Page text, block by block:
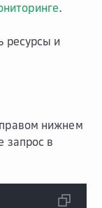
.
ресурсы и
нижнем
запрос в